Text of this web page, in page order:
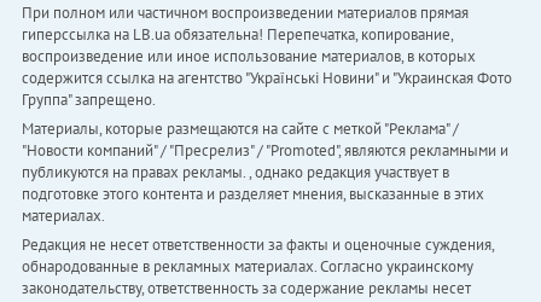
При полном или частичном воспроизведении материалов прямая
гиперссылка на LB.ua обязательна! Перепечатка, копирование,
воспроизведение или иное использование материалов, в которых
содержится ссылка на агентство "Українськi Новини" и "Украинская Фото
Группа" запрещено.
Материалы, которые размещаются на сайте с меткой "Реклама" /
"Новости компаний" / "Пресрелиз" / "Promoted", являются рекламными и
публикуются на правах рекламы. , однако редакция участвует в
подготовке этого контента и разделяет мнения, высказанные в этих
материалах.
Редакция не несет ответственности за факты и оценочные суждения,
обнародованные в рекламных материалах. Согласно украинскому
законодательству, ответственность за содержание рекламы несет